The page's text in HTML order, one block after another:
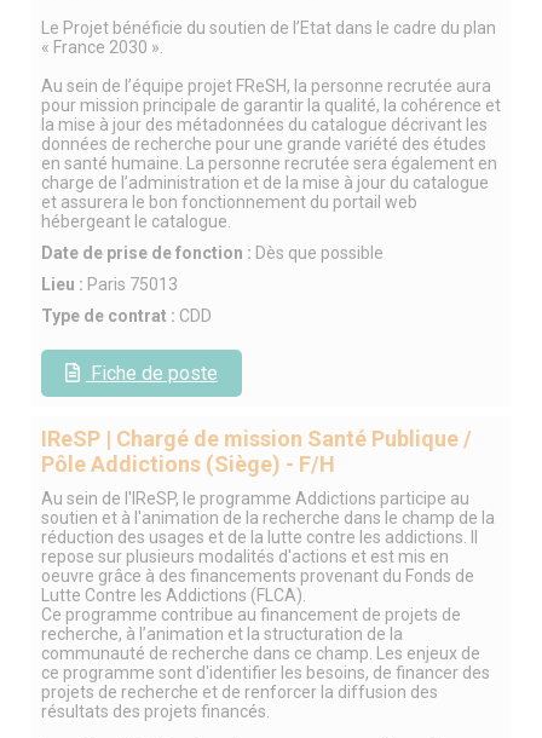
Le Projet bénéficie du soutien de l’Etat dans le cadre du plan
« France 2030 ».
Au sein de l’équipe projet FReSH, la personne recrutée aura
pour mission principale de garantir la qualité, la cohérence et
la mise à jour des métadonnées du catalogue décrivant les
données de recherche pour une grande variété des études
en santé humaine. La personne recrutée sera également en
charge de l’administration et de la mise à jour du catalogue
et assurera le bon fonctionnement du portail web
hébergeant le catalogue.
Date de prise de fonction : Dès que possible
Lieu : Paris 75013
Type de contrat : CDD
Fiche de poste
IReSP | Chargé de mission Santé Publique /
Pôle Addictions (Siège) - F/H
Au sein de l'IReSP, le programme Addictions participe au
soutien et à l'animation de la recherche dans le champ de la
réduction des usages et de la lutte contre les addictions. Il
repose sur plusieurs modalités d'actions et est mis en
oeuvre grâce à des financements provenant du Fonds de
Lutte Contre les Addictions (FLCA).
Ce programme contribue au financement de projets de
recherche, à l’animation et la structuration de la
communauté de recherche dans ce champ. Les enjeux de
ce programme sont d'identifier les besoins, de financer des
projets de recherche et de renforcer la diffusion des
résultats des projets financés.